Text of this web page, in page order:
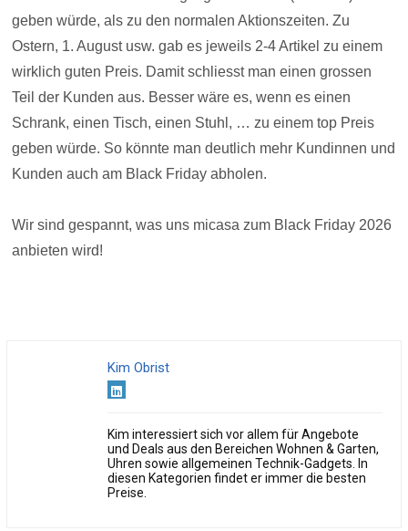
geben würde, als zu den normalen Aktionszeiten. Zu
Ostern, 1. August usw. gab es jeweils 2-4 Artikel zu einem
wirklich guten Preis. Damit schliesst man einen grossen
Teil der Kunden aus. Besser wäre es, wenn es einen
Schrank, einen Tisch, einen Stuhl, … zu einem top Preis
geben würde. So könnte man deutlich mehr Kundinnen und
Kunden auch am Black Friday abholen.
Wir sind gespannt, was uns micasa zum Black Friday 2026
anbieten wird!
Kim Obrist
Kim interessiert sich vor allem für Angebote
und Deals aus den Bereichen Wohnen & Garten,
Uhren sowie allgemeinen Technik-Gadgets. In
diesen Kategorien findet er immer die besten
Preise.